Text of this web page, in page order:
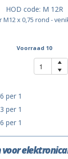
voor
HOD code: M 12R
M12 x 0,75 rond -
Voorraad 10
per 1
per 1
per 1